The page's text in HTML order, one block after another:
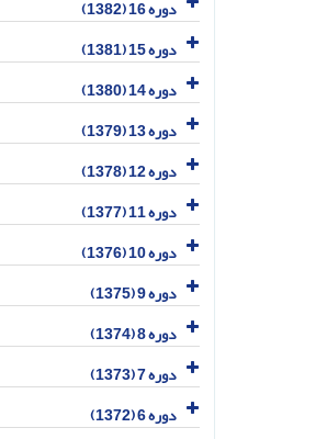
دوره 16 (1382)
دوره 15 (1381)
دوره 14 (1380)
دوره 13 (1379)
دوره 12 (1378)
دوره 11 (1377)
دوره 10 (1376)
دوره 9 (1375)
دوره 8 (1374)
دوره 7 (1373)
دوره 6 (1372)